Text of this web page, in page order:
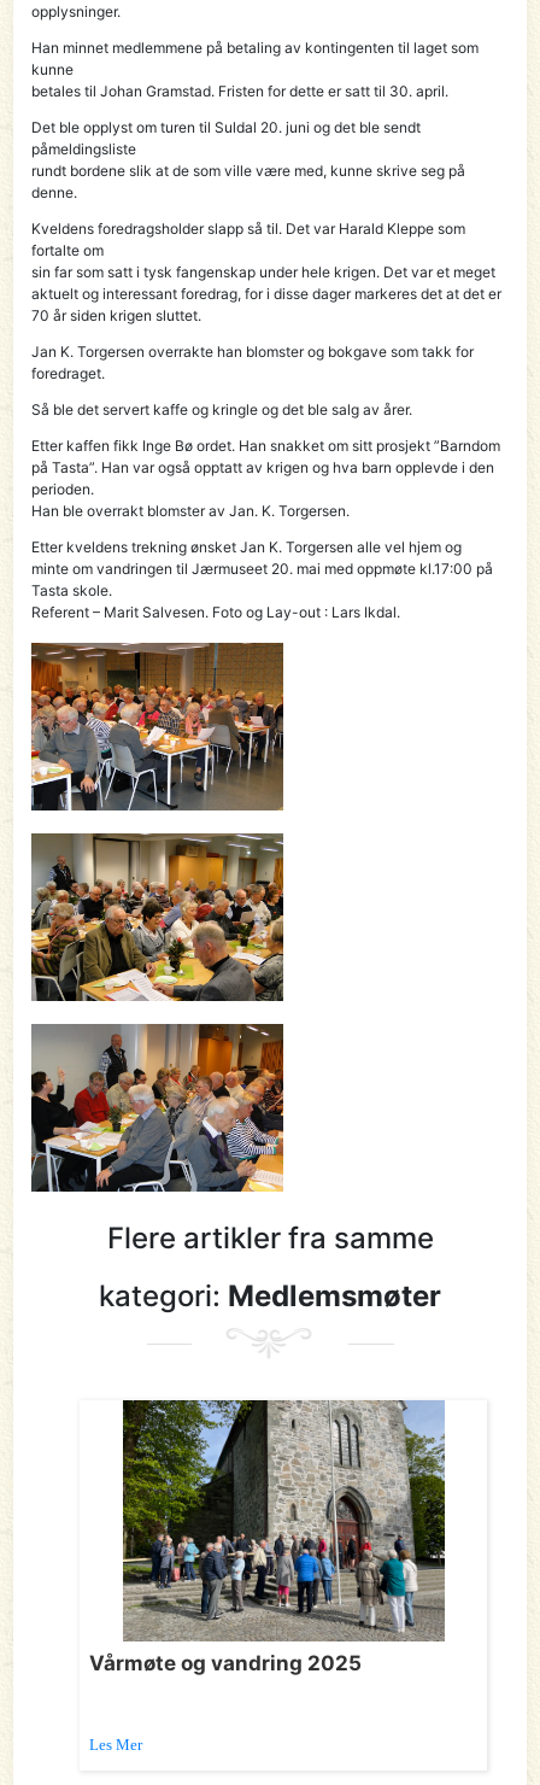
opplysninger.
Han minnet medlemmene på betaling av kontingenten til laget som
kunne
betales til Johan Gramstad. Fristen for dette er satt til 30. april.
Det ble opplyst om turen til Suldal 20. juni og det ble sendt
påmeldingsliste
rundt bordene slik at de som ville være med, kunne skrive seg på
denne.
Kveldens foredragsholder slapp så til. Det var Harald Kleppe som
fortalte om
sin far som satt i tysk fangenskap under hele krigen. Det var et meget
aktuelt og interessant foredrag, for i disse dager markeres det at det er
70 år siden krigen sluttet.
Jan K. Torgersen overrakte han blomster og bokgave som takk for
foredraget.
Så ble det servert kaffe og kringle og det ble salg av årer.
Etter kaffen fikk Inge Bø ordet. Han snakket om sitt prosjekt ”Barndom
på Tasta”. Han var også opptatt av krigen og hva barn opplevde i den
perioden.
Han ble overrakt blomster av Jan. K. Torgersen.
Etter kveldens trekning ønsket Jan K. Torgersen alle vel hjem og
minte om vandringen til Jærmuseet 20. mai med oppmøte kl.17:00 på
Tasta skole.
Referent – Marit Salvesen. Foto og Lay-out : Lars Ikdal.
Flere artikler fra samme
kategori: Medlemsmøter
Vårmøte og vandring 2025
Les Mer